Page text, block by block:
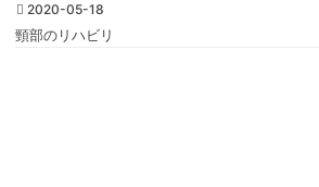
2020-05-18
頸部のリハビリ